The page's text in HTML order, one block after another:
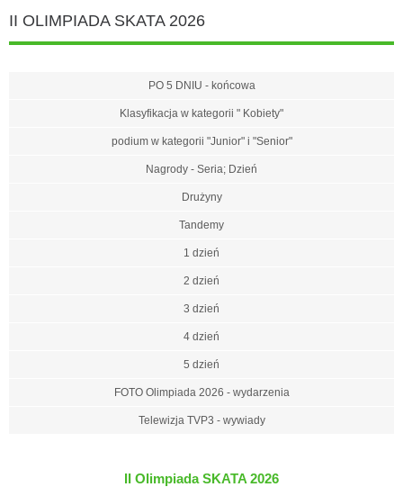
II OLIMPIADA SKATA 2026
PO 5 DNIU - końcowa
Klasyfikacja w kategorii " Kobiety"
podium w kategorii "Junior" i "Senior"
Nagrody - Seria; Dzień
Drużyny
Tandemy
1 dzień
2 dzień
3 dzień
4 dzień
5 dzień
FOTO Olimpiada 2026 - wydarzenia
Telewizja TVP3 - wywiady
II Olimpiada SKATA 2026